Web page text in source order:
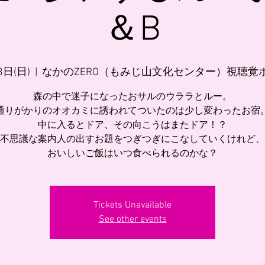
＆B
(日) なかのZERO（もみじ山文化センター）視聴覚
森の中で迷子になったおサルのウララとルー。
りがかりのオオカミに誘われてついたのは少し変わったお宿。
中に入るとドア、その向こうはまたドア！？
不思議な案内人の出すお題をつぎつぎにこなしていくけれど、
おいしいご飯はいつ食べられるのかな？
Tickets Unavailable
See other events